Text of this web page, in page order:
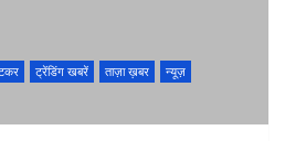
ट्रेंडिंग खबरें ताज़ा ख़बर
न्यूज़